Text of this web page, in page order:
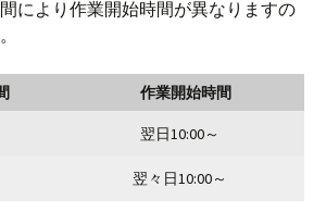
により作業開始時間が異なりますの
作業開始時間
翌日10:00～
翌々日10:00～